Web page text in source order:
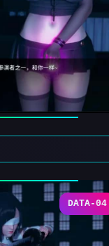
DATA-04